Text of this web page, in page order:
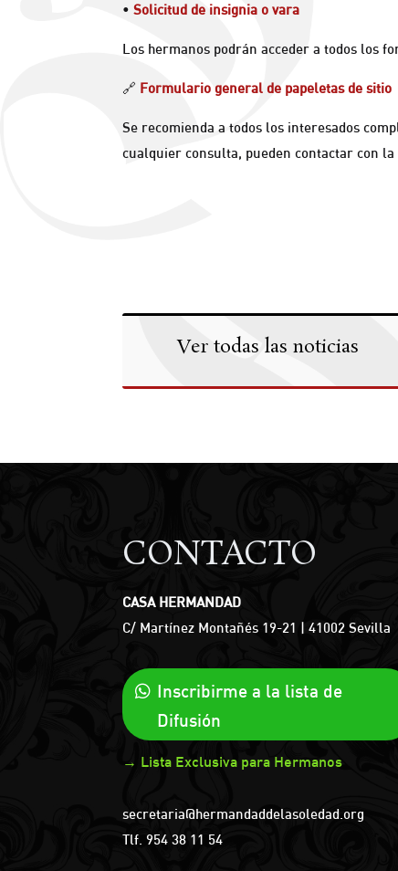
•Solicitud de insignia o vara
Los hermanos podrán acceder a todos los
🔗 Formulario general de papeletas de sitio
Se recomienda a todos los interesados
cualquier consulta, pueden contactar con
Ver todas las noticias
CONTACTO
CASA HERMANDAD
C/ Martínez Montañés 19-21 | 41002 Sevilla
Inscribirme a la lista de
Difusión
→ Lista Exclusiva para Hermanos
secretaria@hermandaddelasoledad.org
Tlf. 954 38 11 54